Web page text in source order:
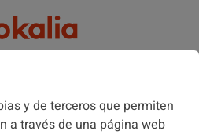
Brokalia
y de terceros que permiten
a través de una página web